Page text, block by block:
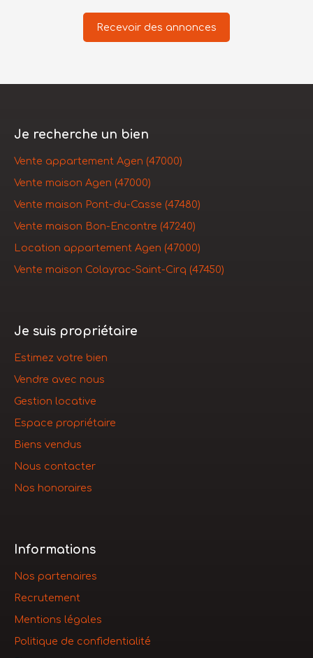
Recevoir des annonces
Je recherche un bien
Vente appartement Agen (47000)
Vente maison Agen (47000)
Vente maison Pont-du-Casse (47480)
Vente maison Bon-Encontre (47240)
Location appartement Agen (47000)
Vente maison Colayrac-Saint-Cirq (47450)
Je suis propriétaire
Estimez votre bien
Vendre avec nous
Gestion locative
Espace propriétaire
Biens vendus
Nous contacter
Nos honoraires
Informations
Nos partenaires
Recrutement
Mentions légales
Politique de confidentialité